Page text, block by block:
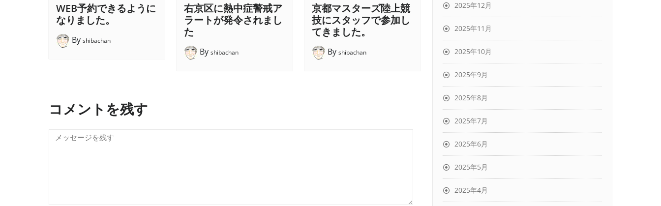
WEB予約できるように
なりました。
By shibachan
右京区に熱中症警戒ア
ラートが発令されまし
た
By shibachan
京都マスターズ陸上競
技にスタッフで参加し
てきました。
By shibachan
コメントを残す
2025年12月
2025年11月
2025年10月
2025年9月
2025年8月
2025年7月
2025年6月
2025年5月
2025年4月